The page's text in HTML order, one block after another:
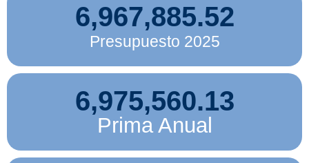
Presupuesto 2025
6,967,885.52
Prima Anual
6,975,560.13